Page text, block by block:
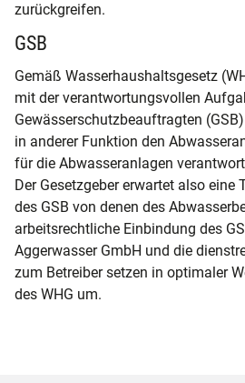
zurückgreifen.
GSB
Gemäß Wasserhaushaltsgesetz
mit der verantwortungsvollen
Gewässerschutzbeauftragten
in anderer Funktion den
für die Abwasseranlagen
Der Gesetzgeber erwartet also eine
des GSB von denen des
arbeitsrechtliche Einbindung des
Aggerwasser GmbH und die
zum Betreiber setzen in optimaler
des WHG um.